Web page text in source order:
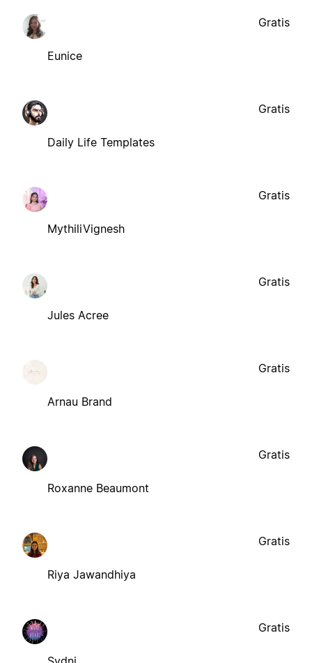
Eunice
Gratis
Daily Life Templates
Gratis
MythiliVignesh
Gratis
Jules Acree
Gratis
Arnau Brand
Gratis
Roxanne Beaumont
Gratis
Riya Jawandhiya
Gratis
Gratis